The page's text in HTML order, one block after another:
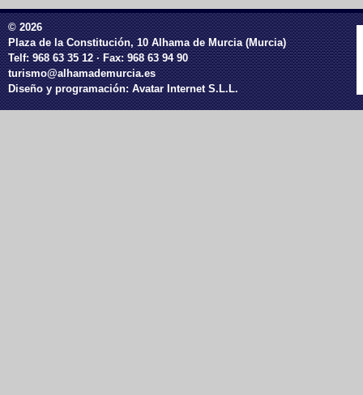
© 2026
Plaza de la Constitución, 10 Alhama de Murcia (Murcia)
Telf: 968 63 35 12 · Fax: 968 63 94 90
turismo@alhamademurcia.es
Diseño y programación:Avatar Internet S.L.L.